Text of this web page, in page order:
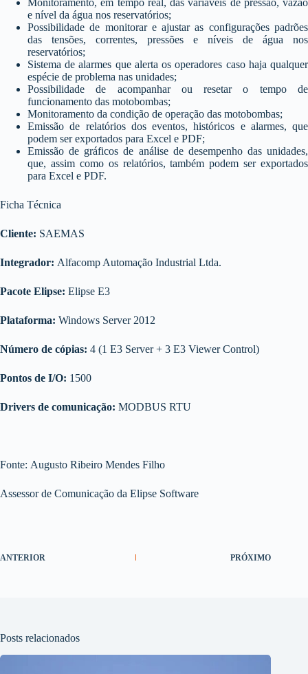
Monitoramento, em tempo real, das variáveis de pressão, vazão
e nível da água nos reservatórios;
Possibilidade de monitorar e ajustar as configurações padrões
das tensões, correntes, pressões e níveis de água nos
reservatórios;
Sistema de alarmes que alerta os operadores caso haja qualquer
espécie de problema nas unidades;
Possibilidade de acompanhar ou resetar o tempo de
funcionamento das motobombas;
Monitoramento da condição de operação das motobombas;
Emissão de relatórios dos eventos, históricos e alarmes, que
podem ser exportados para Excel e PDF;
Emissão de gráficos de análise de desempenho das unidades,
que, assim como os relatórios, também podem ser exportados
para Excel e PDF.
Ficha Técnica
Cliente: SAEMAS
Integrador: Alfacomp Automação Industrial Ltda.
Pacote Elipse: Elipse E3
Plataforma: Windows Server 2012
Número de cópias: 4 (1 E3 Server + 3 E3 Viewer Control)
Pontos de I/O: 1500
Drivers de comunicação: MODBUS RTU
Fonte: Augusto Ribeiro Mendes Filho
Assessor de Comunicação da Elipse Software
ANTERIOR PRÓXIMO
Posts relacionados